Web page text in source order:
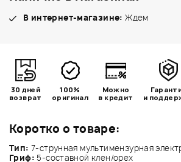
Коротко о товаре:
Тип: 7-струнная мультимензурная
Гриф:5-составной клен/орех
В интернет-магазине: Ждем
30 дней
возврат
100%
оригинал
Можно
в кредит
и